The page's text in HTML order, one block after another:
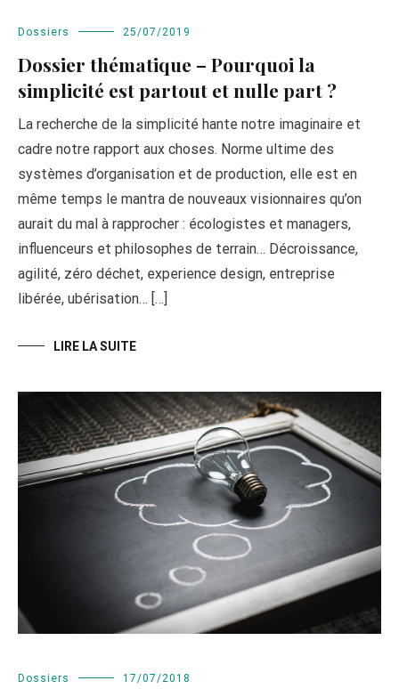
Dossiers 25/07/2019
Dossier thématique – Pourquoi la
simplicité est partout et nulle part ?
La recherche de la simplicité hante notre imaginaire et
cadre notre rapport aux choses. Norme ultime des
systèmes d’organisation et de production, elle est en
même temps le mantra de nouveaux visionnaires qu’on
aurait du mal à rapprocher : écologistes et managers,
influenceurs et philosophes de terrain… Décroissance,
agilité, zéro déchet, experience design, entreprise
libérée, ubérisation… […]
LIRE LA SUITE
Dossiers 17/07/2018